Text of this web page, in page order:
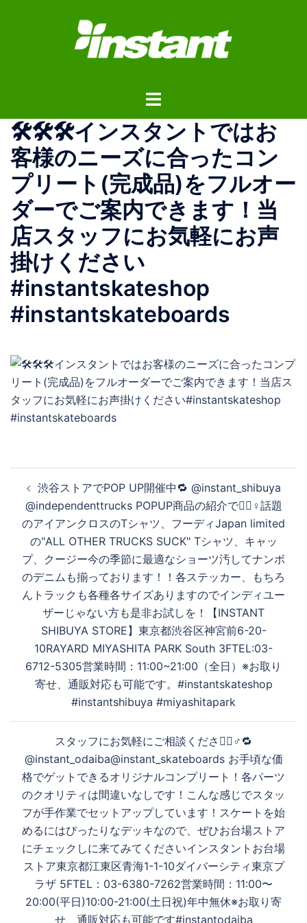
ス
ト
ル
メ
ニ
ュ
ー
🛠️🛠️🛠️インスタントではお
客様のニーズに合ったコン
プリート(完成品)をフルオー
ダーでご案内できます！当
店スタッフにお気軽にお声
掛けください
#instantskateshop
#instantskateboards
ナ
ビ
ゲ
ー
シ
渋谷ストアでPOP UP開催中🔁 @instant_shibuya
@independenttrucks POPUP商品の紹介です🏼‍♀️話題
のアイアンクロスのTシャツ、フーディJapan limited
の"ALL OTHER TRUCKS SUCK" Tシャツ、キャッ
プ、クージー今の季節に最適なショーツ汚してナンボ
のデニムも揃っております！！各ステッカー、もちろ
んトラックも各種各サイズありますのでインディユー
ザーじゃない方も是非お試しを！【INSTANT
SHIBUYA STORE】東京都渋谷区神宮前6-20-
10RAYARD MIYASHITA PARK South 3FTEL:03-
6712-5305営業時間：11:00~21:00（全日）※お取り
寄せ、通販対応も可能です。#instantskateshop
#instantshibuya #miyashitapark
スタッフにお気軽にご相談ください🏻‍♂️🔁
@instant_odaiba@instant_skateboards お手頃な価
格でゲットできるオリジナルコンプリート！各パーツ
のクオリティは間違いなしです！こんな感じでスタッ
フが手作業でセットアップしています！スケートを始
めるにはぴったりなデッキなので、ぜひお台場ストア
にチェックしに来てみてください️インスタントお台場
ストア東京都江東区青海1-1-10ダイバーシティ東京プ
ラザ 5FTEL：03-6380-7262営業時間：11:00〜
20:00(平日)10:00-21:00(土日祝)年中無休※お取り寄
せ、通販対応も可能です#instantodaiba